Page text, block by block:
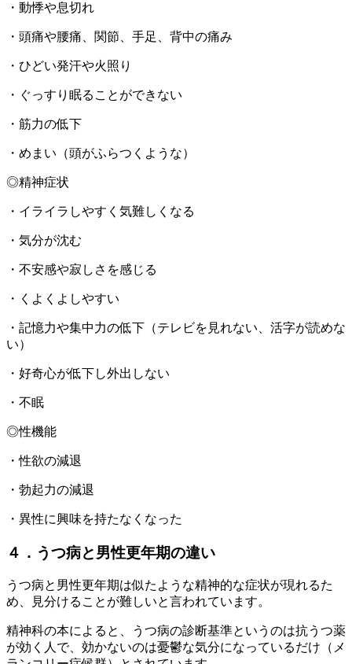
・動悸や息切れ
・頭痛や腰痛、関節、手足、背中の痛み
・ひどい発汗や火照り
・ぐっすり眠ることができない
・筋力の低下
・めまい（頭がふらつくような）
◎精神症状
・イライラしやすく気難しくなる
・気分が沈む
・不安感や寂しさを感じる
・くよくよしやすい
・記憶力や集中力の低下（テレビを見れない、活字が読めな
い）
・好奇心が低下し外出しない
・不眠
◎性機能
・性欲の減退
・勃起力の減退
・異性に興味を持たなくなった
４．うつ病と男性更年期の違い
うつ病と男性更年期は似たような精神的な症状が現れるた
め、見分けることが難しいと言われています。
精神科の本によると、うつ病の診断基準というのは抗うつ薬
が効く人で、効かないのは憂鬱な気分になっているだけ（メ